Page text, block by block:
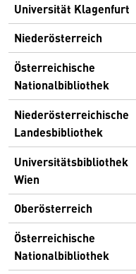
Universität Klagenfurt
Niederösterreich
Österreichische
Nationalbibliothek
Niederösterreichische
Landesbibliothek
Universitätsbibliothek
Wien
Oberösterreich
Österreichische
Nationalbibliothek